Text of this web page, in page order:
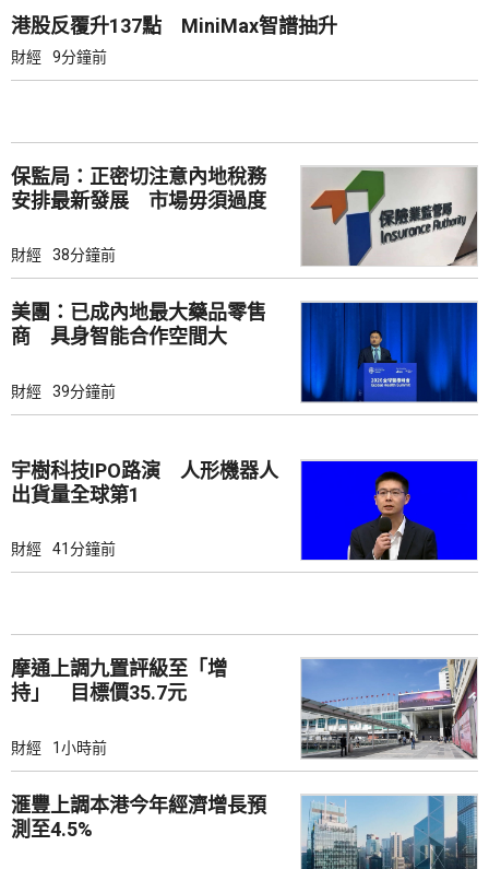
港股反覆升137點 MiniMax智譜抽升
財經 9分鐘前
保監局：正密切注意內地稅務
安排最新發展 市場毋須過度
財經 38分鐘前
美團：已成內地最大藥品零售
商 具身智能合作空間大
財經 39分鐘前
宇樹科技IPO路演 人形機器人
出貨量全球第1
財經 41分鐘前
摩通上調九置評級至「增
持」 目標價35.7元
財經 1小時前
滙豐上調本港今年經濟增長預
測至4.5%